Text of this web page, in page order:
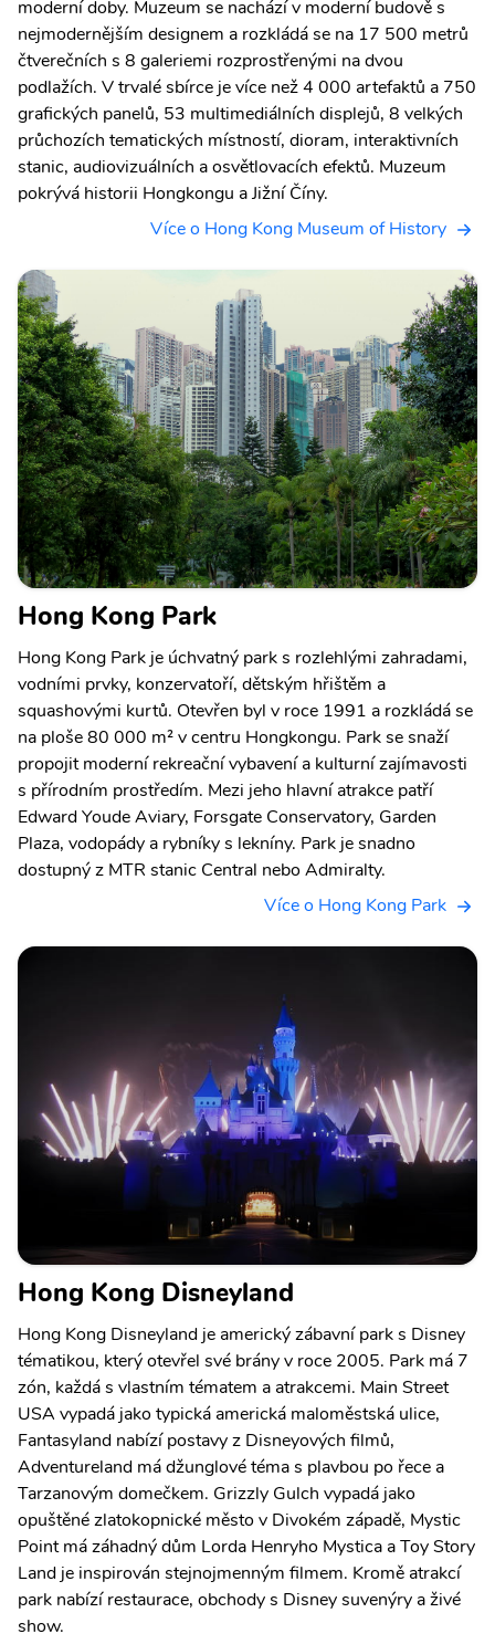
moderní doby. Muzeum se nachází v moderní budově s
nejmodernějším designem a rozkládá se na 17 500 metrů
čtverečních s 8 galeriemi rozprostřenými na dvou
podlažích. V trvalé sbírce je více než 4 000 artefaktů a 750
grafických panelů, 53 multimediálních displejů, 8 velkých
průchozích tematických místností, dioram, interaktivních
stanic, audiovizuálních a osvětlovacích efektů. Muzeum
pokrývá historii Hongkongu a Jižní Číny.
Více o Hong Kong Museum of History
Hong Kong Park
Hong Kong Park je úchvatný park s rozlehlými zahradami,
vodními prvky, konzervatoří, dětským hřištěm a
squashovými kurtů. Otevřen byl v roce 1991 a rozkládá se
na ploše 80 000 m² v centru Hongkongu. Park se snaží
propojit moderní rekreační vybavení a kulturní zajímavosti
s přírodním prostředím. Mezi jeho hlavní atrakce patří
Edward Youde Aviary, Forsgate Conservatory, Garden
Plaza, vodopády a rybníky s lekníny. Park je snadno
dostupný z MTR stanic Central nebo Admiralty.
Více o Hong Kong Park
Hong Kong Disneyland
Hong Kong Disneyland je americký zábavní park s Disney
tématikou, který otevřel své brány v roce 2005. Park má 7
zón, každá s vlastním tématem a atrakcemi. Main Street
USA vypadá jako typická americká maloměstská ulice,
Fantasyland nabízí postavy z Disneyových filmů,
Adventureland má džunglové téma s plavbou po řece a
Tarzanovým domečkem. Grizzly Gulch vypadá jako
opuštěné zlatokopnické město v Divokém západě, Mystic
Point má záhadný dům Lorda Henryho Mystica a Toy Story
Land je inspirován stejnojmenným filmem. Kromě atrakcí
park nabízí restaurace, obchody s Disney suvenýry a živé
show.